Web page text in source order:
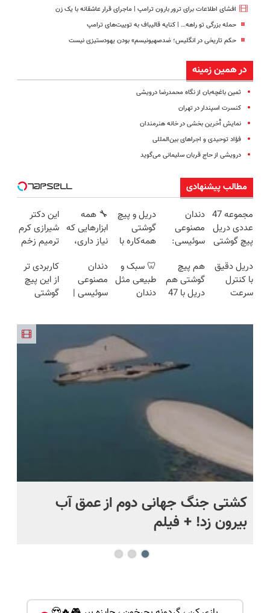
افشای اطلاعات برای ترور بارون ترامپ | ماجرای قرار عاشقانه با یک زن
حمله بزرگی تو راهه… | کنایه قالیباف به توییت‌های ترامپ
حکم تاریخی در انگلیس؛ ضدصهیونیسم» بودن یهودستیزی نیست
در همین زمینه
ثمین باغچه‌بان از نگاه محمدرضا درویشی
کنسرت اسپندار در تهران
نمایش آْخرین بخشی در خانه هنرمندان
فؤاد توحیدی و اجراهای بین‌المللی
درویشی از حاج قربان سلیمانی می‌گوید
مطالب پیشنهادی
مجموعه 47
عددی دریل
پیچ گوشتی
(تخفیف به
مدت
محدود)
دندان
مصنوعی
سوئیسی:
فناوری
اروپا، سبک
و مقاوم |
قسطی
دریل و پیچ
گوشتی
همه‌کاره با
هوشمند ⚙️
(نصف
قیمت بازار
🔧 همه
ابزارهایی که
نیاز داری،
جمع شده!
تخفیف به
مدت
این دکتر
شیرازی کرم
ترمیم زخم
ساخت!!!
دریل دقیق
با کنترل
سرعت
هم پیچ
گوشتی هم
دریل با 47
🦷 سبک و
طبیعی مثل
دندان
اقساطی 💳
📍 تهران
دندان
مصنوعی
سوئیسی |
ویزیت
رایگان+پرداخت
اقساطی😍
کاربردی تر
از این پیچ
گوشتی
کاربردی با
ضمانت
بازگشت
کشتی‌ جنگ جهانی دوم از عمق آب
بیرون زد! + فیلم